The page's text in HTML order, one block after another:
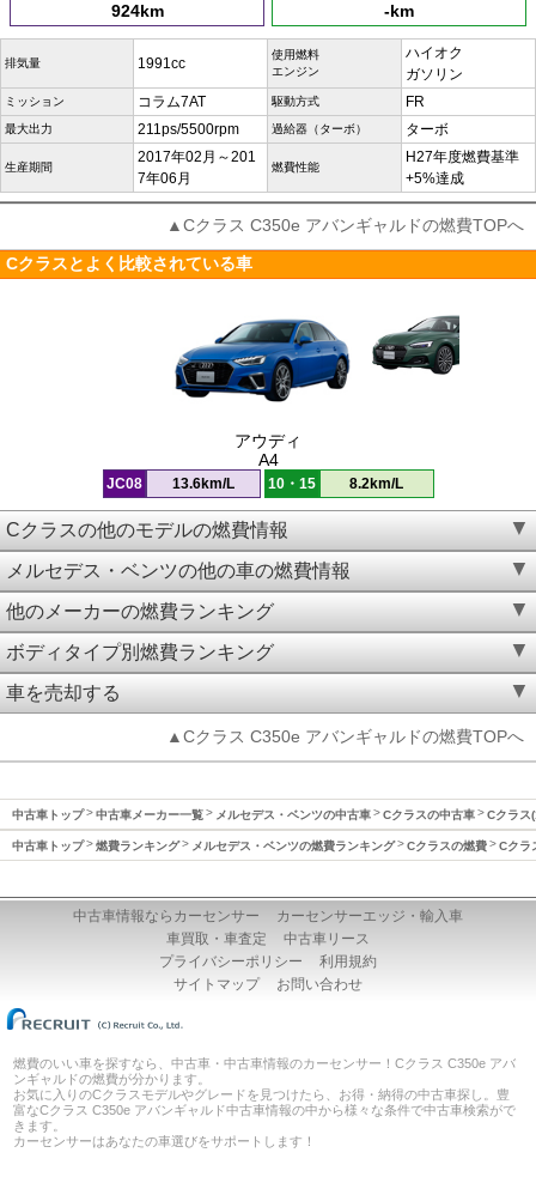
924km -km
排気量 1991cc
使用燃料
エンジン
ハイオク
ガソリン
ミッション コラム7AT 駆動方式 FR
最大出力 211ps/5500rpm 過給器（ターボ） ターボ
生産期間
2017年02月～201
7年06月
燃費性能
H27年度燃費基準
+5%達成
▲Cクラス C350e アバンギャルドの燃費TOPへ
Cクラスとよく比較されている車
アウディ
A4
JC08 13.6km/L 10・15 8.2km/L
Cクラスの他のモデルの燃費情報
メルセデス・ベンツの他の車の燃費情報
他のメーカーの燃費ランキング
ボディタイプ別燃費ランキング
車を売却する
▲Cクラス C350e アバンギャルドの燃費TOPへ
中古車トップ 中古車メーカー一覧 メルセデス・ベンツの中古車 Cクラスの中古車 Cクラス
中古車トップ 燃費ランキング メルセデス・ベンツの燃費ランキング Cクラスの燃費 Cクラ
中古車情報ならカーセンサー
カーセンサーエッジ・輸入車
車買取・車査定
中古車リース
プライバシーポリシー
利用規約
サイトマップ
お問い合わせ
燃費のいい車を探すなら、中古車・中古車情報のカーセンサー！Cクラス C350e アバ
ンギャルドの燃費が分かります。
お気に入りのCクラスモデルやグレードを見つけたら、お得・納得の中古車探し。豊
富なCクラス C350e アバンギャルド中古車情報の中から様々な条件で中古車検索がで
きます。
カーセンサーはあなたの車選びをサポートします！